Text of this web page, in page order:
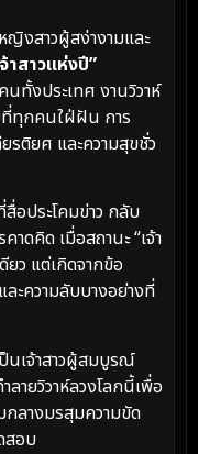
ญิงสาวผู้สง่างามและ
าสาวแห่งปี”
นทั้งประเทศ งานวิวาห์
ที่ทุกคนใฝ่ฝัน การ
รติยศ และความสุขชั่ว
อประโคมข่าว กลับ
าดคิด เมื่อสถานะ “เจ้า
ยว แต่เกิดจากข้อ
ะความลับบางอย่างที่
นเจ้าสาวผู้สมบูรณ์
ายวิวาห์ลวงโลกนี้เพื่อ
ลางมรสุมความขัด
สอบ